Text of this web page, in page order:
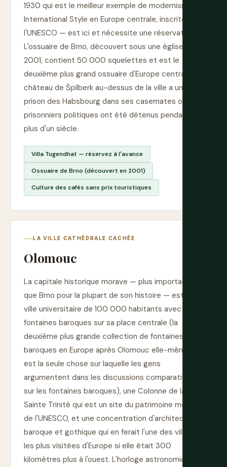
1930 qui est le meilleur exemple de modernisme
International Style en Europe centrale, inscrite à
l'UNESCO — est ici et nécessite une réservation.
L'ossuaire de Brno, découvert sous une église en
2001, contient 50 000 squelettes et est le
deuxième plus grand ossuaire d'Europe centrale. Le
château de Špilberk au-dessus de la ville a une
prison des Habsbourg dans ses casemates où des
prisonniers politiques ont été détenus pendant
plus d'un siècle.
Villa Tugendhat — réservez à l'avance
Ossuaire de Brno (découvert en 2001)
Culture des cafés sans prix touristiques
LA VILLE CATHÉDRALE CACHÉE
Olomouc
La capitale historique morave — plus importante
que Brno pour la plupart de son histoire — est une
ville universitaire de 100 000 habitants avec six
fontaines baroques sur sa place centrale (la
deuxième plus grande collection de fontaines
baroques en Europe après Olomouc elle-même
est la seule chose sur laquelle les gens
argumentent dans les discussions comparatives
sur les fontaines baroques), une Colonne de la
Sainte Trinité qui est un site du patrimoine mondial
de l'UNESCO, et une concentration d'architecture
baroque et gothique qui en ferait l'une des villes
les plus visitées d'Europe si elle était 300
kilomètres plus à l'ouest. L'horloge astronomique